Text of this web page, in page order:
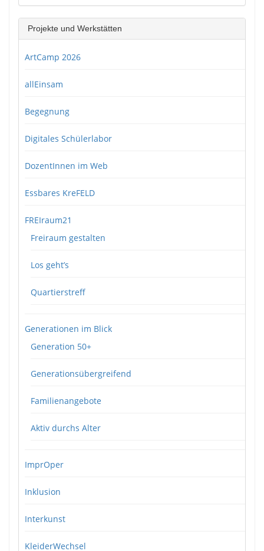
Projekte und Werkstätten
ArtCamp 2026
allEinsam
Begegnung
Digitales Schülerlabor
DozentInnen im Web
Essbares KreFELD
FREIraum21
Freiraum gestalten
Los geht’s
Quartierstreff
Generationen im Blick
Generation 50+
Generationsübergreifend
Familienangebote
Aktiv durchs Alter
ImprOper
Inklusion
Interkunst
KleiderWechsel